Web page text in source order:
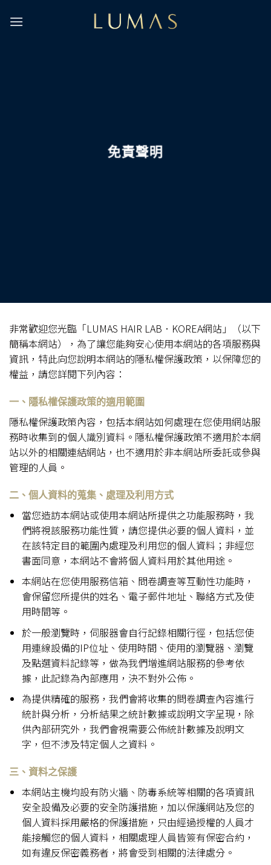
免責聲明
非常歡迎您光臨「LUMAS HAIR LAB．KOREA網站」（以下
簡稱本網站），為了讓您能夠安心使用本網站的各項服務與
資訊，特此向您說明本網站的隱私權保護政策，以保障您的
權益，請您詳閱下列內容：
一、隱私權保護政策的適用範圍
隱私權保護政策內容，包括本網站如何處理在您使用網站服
務時收集到的個人識別資料。隱私權保護政策不適用於本網
站以外的相關連結網站，也不適用於非本網站所委託或參與
管理的人員。
二、個人資料的蒐集、處理及利用方式
當您造訪本網站或使用本網站所提供之功能服務時，我
們將視該服務功能性質，請您提供必要的個人資料，並
在該特定目的範圍內處理及利用您的個人資料；非經您
書面同意，本網站不會將個人資料用於其他用途。
本網站在您使用服務信箱、問卷調查等互動性功能時，
會保留您所提供的姓名、電子郵件地址、聯絡方式及使
用時間等。
於一般瀏覽時，伺服器會自行記錄相關行徑，包括您使
用連線設備的IP位址、使用時間、使用的瀏覽器、瀏覽
及點選資料記錄等，做為我們增進網站服務的參考依
據，此記錄為內部應用，決不對外公佈。
為提供精確的服務，我們會將收集的問卷調查內容進行
統計與分析，分析結果之統計數據或說明文字呈現，除
供內部研究外，我們會視需要公佈統計數據及說明文
字，但不涉及特定個人之資料。
三、資料之保護
本網站主機均設有防火牆、防毒系統等相關的各項資訊
安全設備及必要的安全防護措施，加以保護網站及您的
個人資料採用嚴格的保護措施，只由經過授權的人員才
能接觸您的個人資料，相關處理人員皆簽有保密合約，
如有違反保密義務者，將會受到相關的法律處分。